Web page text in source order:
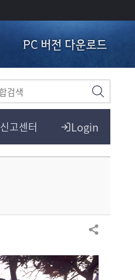
PC 버전 다운로드
검
색
Login
신고센터
공유하기